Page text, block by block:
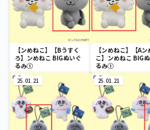
【ンめねこ】【Bうすく
ろ】ンめねこ BIGぬいぐ
るみ①
【ンめねこ】【Aン
こ】ンめねこ BIG
るみ①
25.01.21 25.01.21